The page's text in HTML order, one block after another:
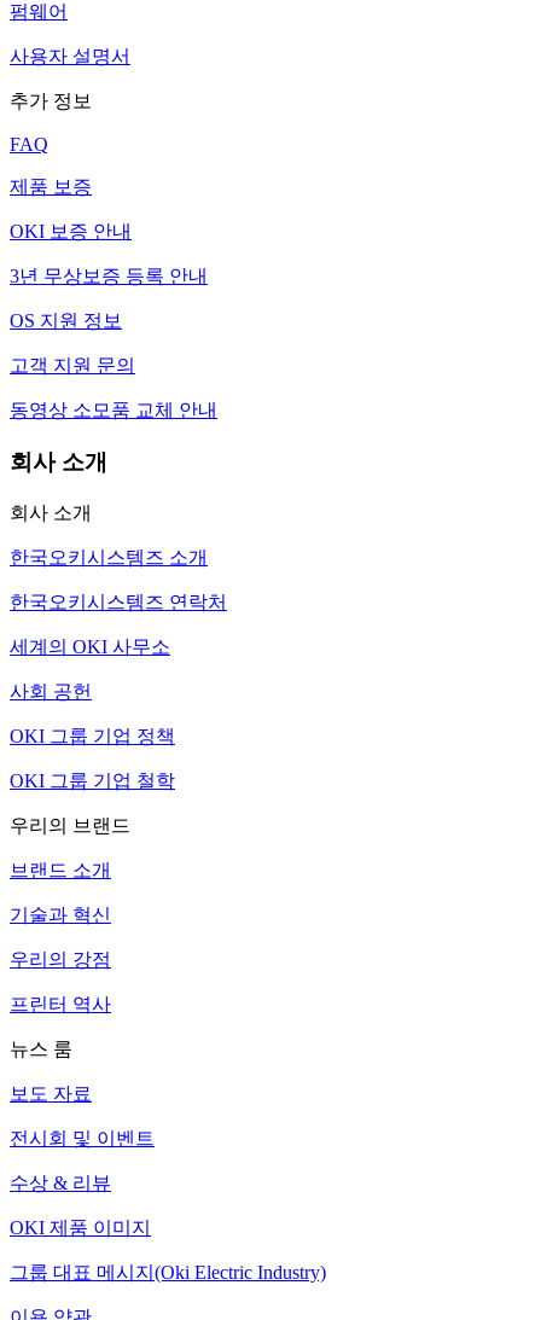
펌웨어
사용자 설명서
추가 정보
FAQ
제품 보증
OKI 보증 안내
3년 무상보증 등록 안내
OS 지원 정보
고객 지원 문의
동영상 소모품 교체 안내
회사 소개
회사 소개
한국오키시스템즈 소개
한국오키시스템즈 연락처
세계의 OKI 사무소
사회 공헌
OKI 그룹 기업 정책
OKI 그룹 기업 철학
우리의 브랜드
브랜드 소개
기술과 혁신
우리의 강점
프린터 역사
뉴스 룸
보도 자료
전시회 및 이벤트
수상 & 리뷰
OKI 제품 이미지
그룹 대표 메시지(Oki Electric Industry)